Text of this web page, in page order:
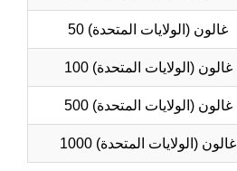
50 غالون (الولايات المتحدة)
100 غالون (الولايات المتحدة)
500 غالون (الولايات المتحدة)
1000 غالون (الولايات المتحدة)